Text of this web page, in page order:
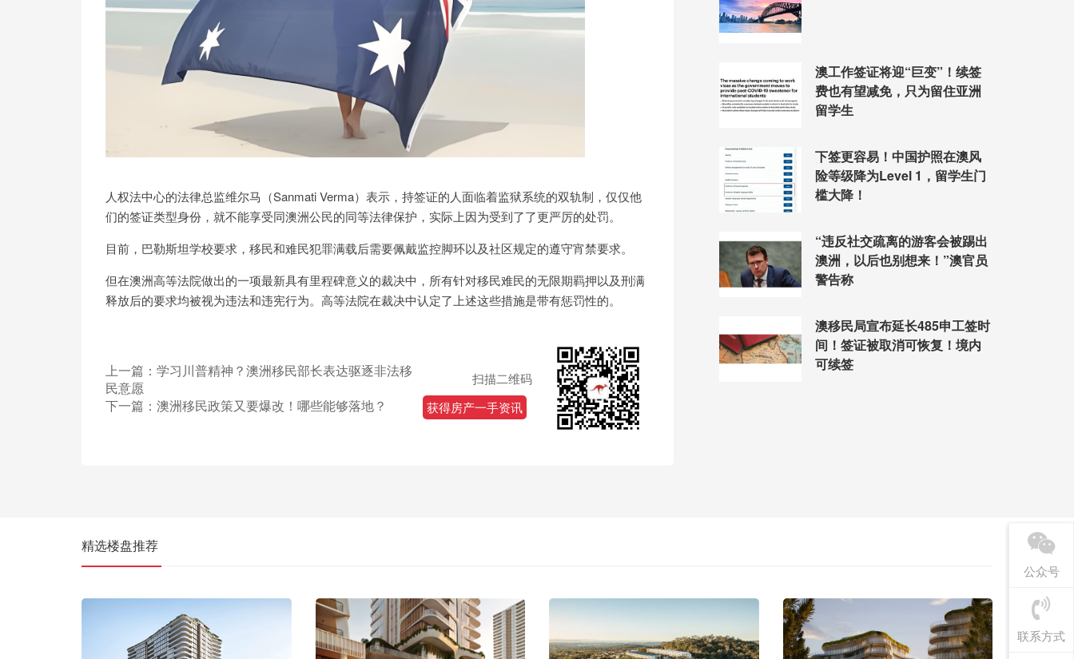
人权法中心的法律总监维尔马（Sanmati Verma）表示，持签证的人面临着监狱系统的双轨制，仅仅他
们的签证类型身份，就不能享受同澳洲公民的同等法律保护，实际上因为受到了了更严厉的处罚。
目前，巴勒斯坦学校要求，移民和难民犯罪满载后需要佩戴监控脚环以及社区规定的遵守宵禁要求。
但在澳洲高等法院做出的一项最新具有里程碑意义的裁决中，所有针对移民难民的无限期羁押以及刑满
释放后的要求均被视为违法和违宪行为。高等法院在裁决中认定了上述这些措施是带有惩罚性的。
上一篇： 学习川普精神？澳洲移民部长表达驱逐非法移
民意愿
下一篇： 澳洲移民政策又要爆改！哪些能够落地？
扫描二维码
获得房产一手资讯
澳工作签证将迎“巨变”！续签
费也有望减免，只为留住亚洲
留学生
下签更容易！中国护照在澳风
险等级降为Level 1，留学生门
槛大降！
“违反社交疏离的游客会被踢出
澳洲，以后也别想来！”澳官员
警告称
澳移民局宣布延长485申工签时
间！签证被取消可恢复！境内
可续签
精选楼盘推荐
公众号
联系方式